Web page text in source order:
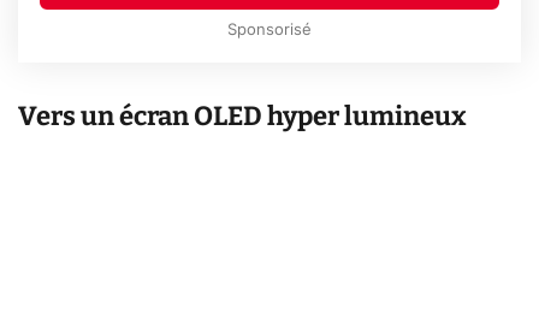
Sponsorisé
Vers un écran OLED hyper lumineux